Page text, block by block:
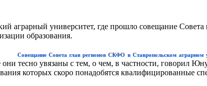
аграрный университет, где прошло совещание
образования.
Совещание Совета глав регионов СКФО в Ставропольском аграрном
тесно увязаны с тем, о чем, в частности, говорил
которых скоро понадобятся квалифицированные